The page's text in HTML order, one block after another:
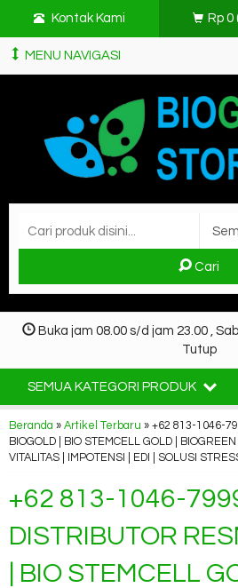
Kontak Kami Rp 0(
MENU NAVIGASI
Cari
Buka jam 08.00 s/d jam 23.00 ,
Tutup
SEMUA KATEGORI PRODUK
Beranda » Artikel Terbaru » +62 813-1046-
BIOGOLD | BIO STEMCELL GOLD |
VITALITAS | IMPOTENSI | EDI | SOLUSI
+62 813-1046-
DISTRIBUTOR
| BIO STEMCELL